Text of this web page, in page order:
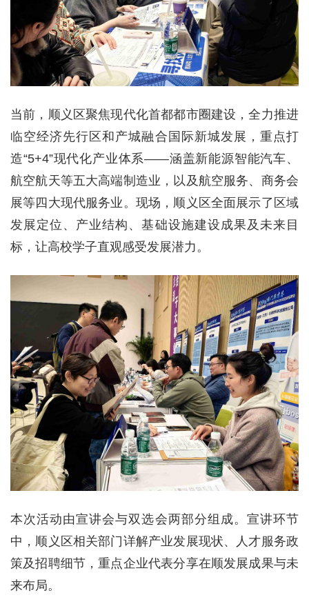
当前，顺义区聚焦现代化首都都市圈建设，全力推进
临空经济先行区和产城融合国际新城发展，重点打
造“5+4”现代化产业体系——涵盖新能源智能汽车、
航空航天等五大高端制造业，以及航空服务、商务会
展等四大现代服务业。现场，顺义区全面展示了区域
发展定位、产业结构、基础设施建设成果及未来目
标，让高校学子直观感受发展潜力。
本次活动由宣讲会与双选会两部分组成。宣讲环节
中，顺义区相关部门详解产业发展现状、人才服务政
策及招聘细节，重点企业代表分享在顺发展成果与未
来布局。